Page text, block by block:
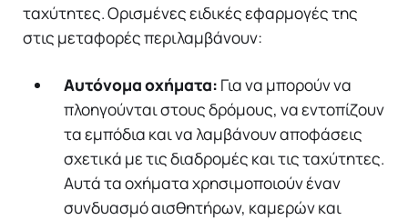
ταχύτητες. Ορισμένες ειδικές εφαρμογές της
στις μεταφορές περιλαμβάνουν:
Αυτόνομα οχήματα: Για να μπορούν να
πλοηγούνται στους δρόμους, να εντοπίζουν
τα εμπόδια και να λαμβάνουν αποφάσεις
σχετικά με τις διαδρομές και τις ταχύτητες.
Αυτά τα οχήματα χρησιμοποιούν έναν
συνδυασμό αισθητήρων, καμερών και